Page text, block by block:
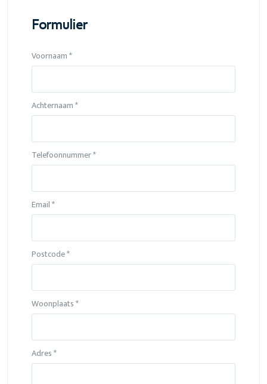
Formulier
Voornaam *
Achternaam *
Telefoonnummer *
Email *
Postcode *
Woonplaats *
Adres *